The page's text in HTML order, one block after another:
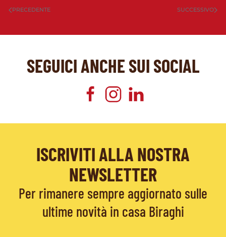
PRECEDENTE SUCCESSIVO
SEGUICI ANCHE SUI SOCIAL
ISCRIVITI ALLA NOSTRA
NEWSLETTER
Per rimanere sempre aggiornato sulle
ultime novità in casa Biraghi